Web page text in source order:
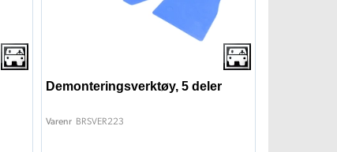
Demonteringsverktøy, 5 deler
Varenr BRSVER223